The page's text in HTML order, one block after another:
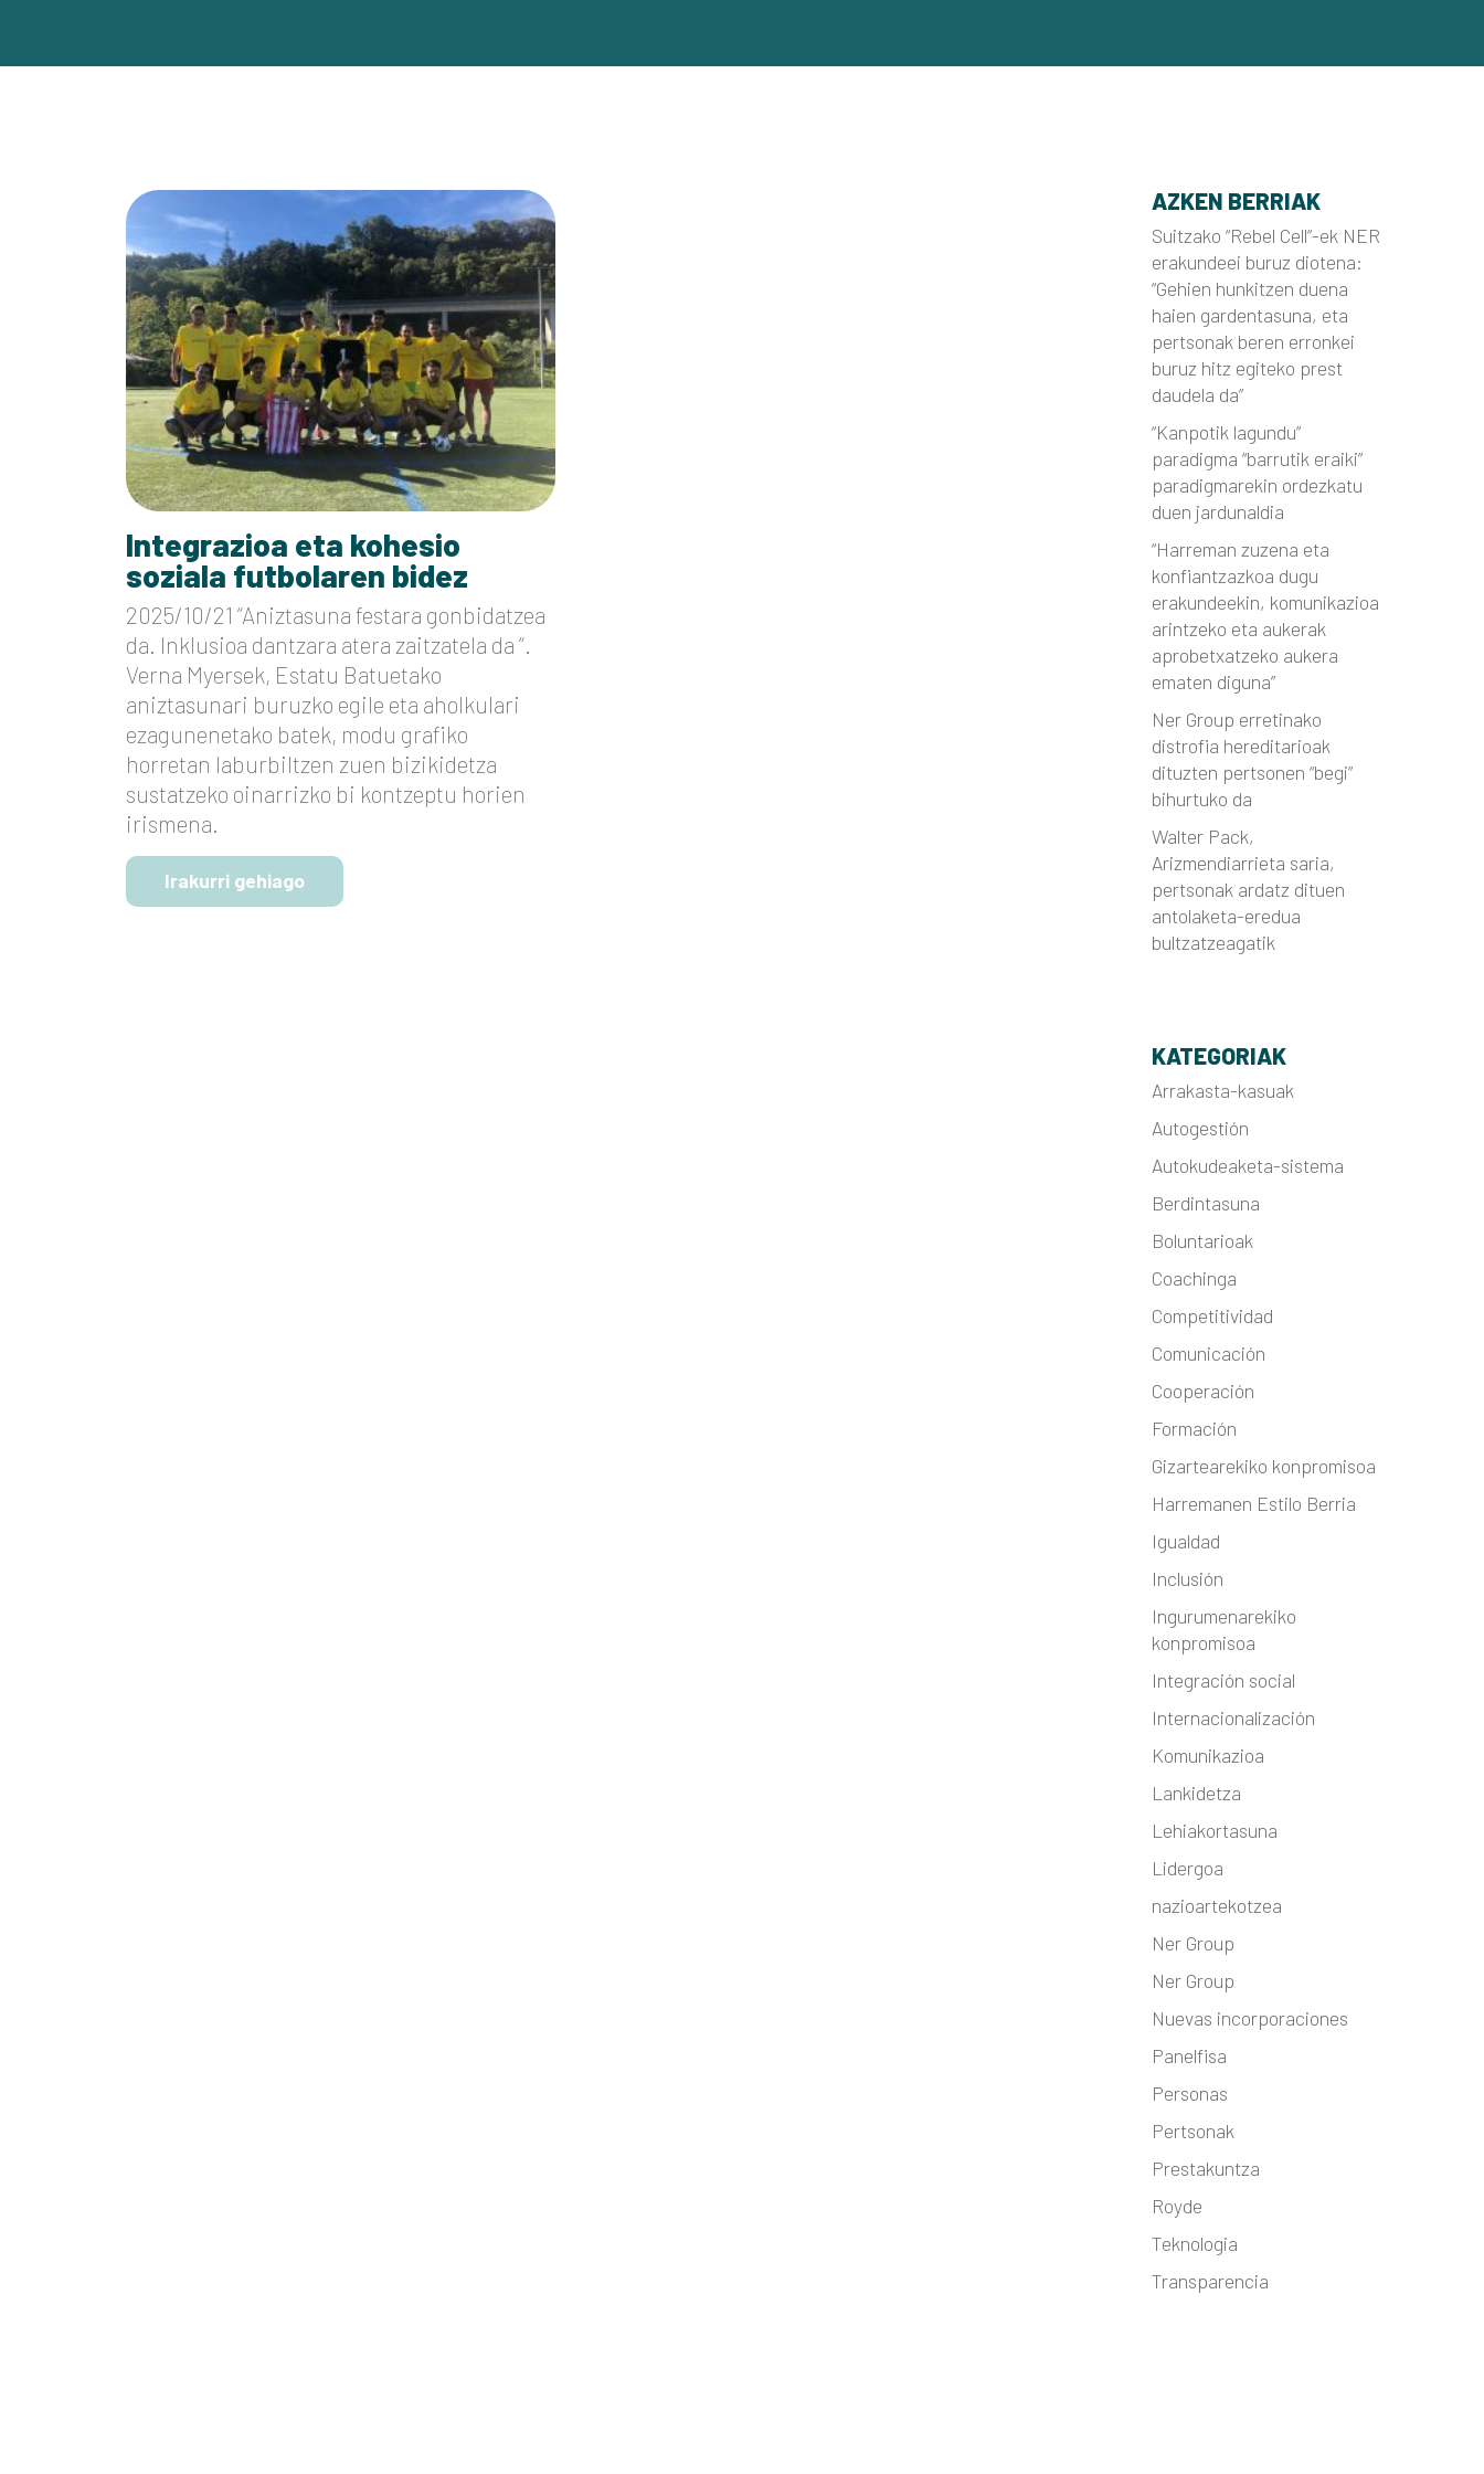
Integrazioa eta kohesio
soziala futbolaren bidez
2025/10/21 “Aniztasuna festara gonbidatzea
da. Inklusioa dantzara atera zaitzatela da “.
Verna Myersek, Estatu Batuetako
aniztasunari buruzko egile eta aholkulari
ezagunenetako batek, modu grafiko
horretan laburbiltzen zuen bizikidetza
sustatzeko oinarrizko bi kontzeptu horien
irismena.
Irakurri gehiago
AZKEN BERRIAK
Suitzako “Rebel Cell”-ek NER
erakundeei buruz diotena:
“Gehien hunkitzen duena
haien gardentasuna, eta
pertsonak beren erronkei
buruz hitz egiteko prest
daudela da”
“Kanpotik lagundu”
paradigma “barrutik eraiki”
paradigmarekin ordezkatu
duen jardunaldia
“Harreman zuzena eta
konfiantzazkoa dugu
erakundeekin, komunikazioa
arintzeko eta aukerak
aprobetxatzeko aukera
ematen diguna”
Ner Group erretinako
distrofia hereditarioak
dituzten pertsonen “begi”
bihurtuko da
Walter Pack,
Arizmendiarrieta saria,
pertsonak ardatz dituen
antolaketa-eredua
bultzatzeagatik
KATEGORIAK
Arrakasta-kasuak
Autogestión
Autokudeaketa-sistema
Berdintasuna
Boluntarioak
Coachinga
Competitividad
Comunicación
Cooperación
Formación
Gizartearekiko konpromisoa
Harremanen Estilo Berria
Igualdad
Inclusión
Ingurumenarekiko
konpromisoa
Integración social
Internacionalización
Komunikazioa
Lankidetza
Lehiakortasuna
Lidergoa
nazioartekotzea
Ner Group
Ner Group
Nuevas incorporaciones
Panelfisa
Personas
Pertsonak
Prestakuntza
Royde
Teknologia
Transparencia